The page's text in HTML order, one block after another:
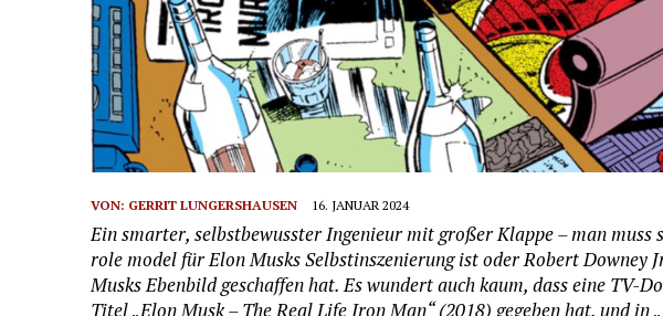
VON: GERRIT LUNGERSHAUSEN 16. JANUAR 2024
Ein smarter, selbstbewusster Ingenieur mit großer Klappe – man muss
role model für Elon Musks Selbstinszenierung ist oder Robert Downey
Musks Ebenbild geschaffen hat. Es wundert auch kaum, dass eine TV-
Titel „Elon Musk – The Real Life Iron Man“ (2018) gegeben hat, und in